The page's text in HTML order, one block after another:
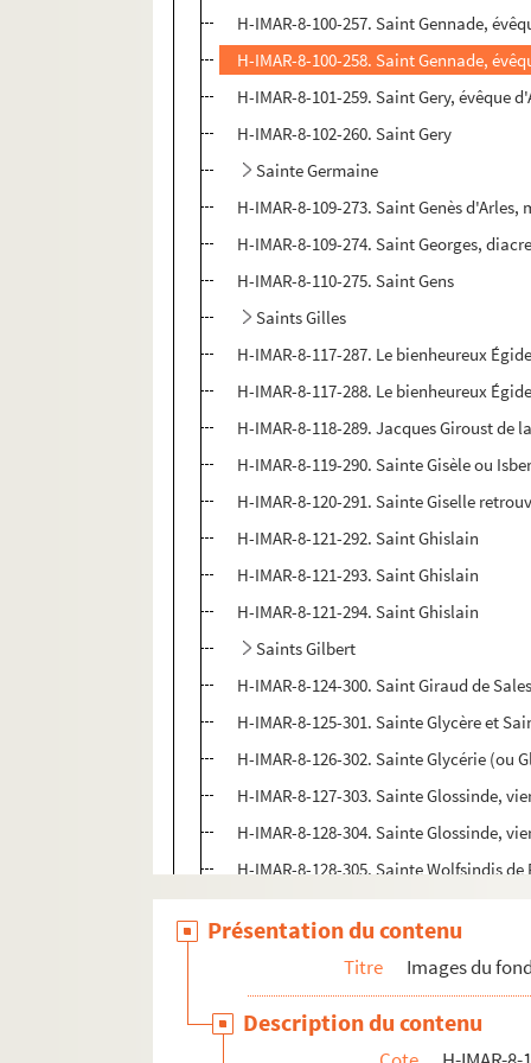
H-IMAR-8-100-257. Saint Gennade,
H-IMAR-8-100-258. Saint Gennade,
H-IMAR-8-101-259. Saint Gery, évêque
H-IMAR-8-102-260. Saint Gery
Sainte Germaine
H-IMAR-8-109-273. Saint Genès d'Arles,
H-IMAR-8-109-274. Saint Georges,
H-IMAR-8-110-275. Saint Gens
Saints Gilles
H-IMAR-8-117-287. Le bienheureux
H-IMAR-8-117-288. Le bienheureux
H-IMAR-8-118-289. Jacques Giroust de
H-IMAR-8-119-290. Sainte Gisèle ou
H-IMAR-8-120-291. Sainte Giselle
H-IMAR-8-121-292. Saint Ghislain
H-IMAR-8-121-293. Saint Ghislain
H-IMAR-8-121-294. Saint Ghislain
Saints Gilbert
H-IMAR-8-124-300. Saint Giraud de
H-IMAR-8-125-301. Sainte Glycère et
H-IMAR-8-126-302. Sainte Glycérie
H-IMAR-8-127-303. Sainte Glossinde,
H-IMAR-8-128-304. Sainte Glossinde,
H-IMAR-8-128-305. Sainte Wolfsindis de
H-IMAR-8-129-306. Saint Gorry (saint
H-IMAR-8-129-307. Saint Gorry (saint
H-IMAR-8-130-308. Le bienheureux
H-IMAR-8-130-309. Le bienheureux
Saint Godeleine ou Godelive
Présentation du contenu
Titre Images du
Description du contenu